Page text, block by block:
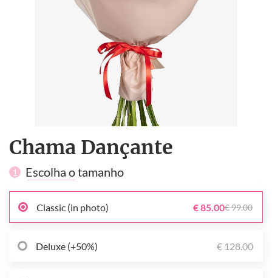
Chama Dançante
1 Escolha o tamanho
Classic (in photo) € 85.00€ 99.00
Deluxe (+50%) € 128.00